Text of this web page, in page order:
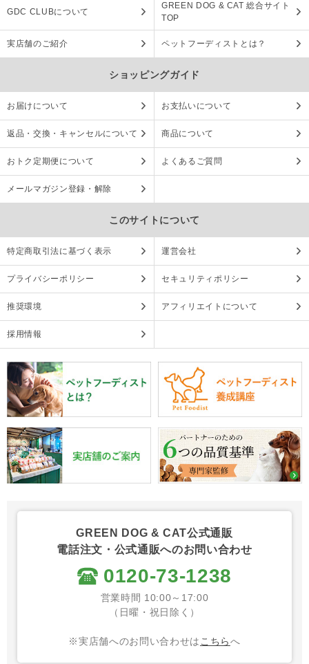
GDC CLUBについて
GREEN DOG & CAT 総合サイト
TOP
実店舗のご紹介 ペットフーディストとは？
ショッピングガイド
お届けについて お支払いについて
返品・交換・キャンセルについて 商品について
おトク定期便について よくあるご質問
メールマガジン登録・解除
このサイトについて
特定商取引法に基づく表示 運営会社
プライバシーポリシー セキュリティポリシー
推奨環境 アフィリエイトについて
採用情報
GREEN DOG & CAT公式通販
電話注文・公式通販へのお問い合わせ
0120-73-1238
営業時間 10:00～17:00
（日曜・祝日除く）
※実店舗へのお問い合わせは こちらへ